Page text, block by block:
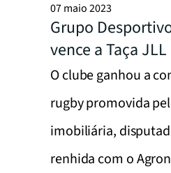
07 maio 2023
Grupo
vence a Taça JLL
O clube ganhou a
rugby promovida
imobiliária,
renhida com o